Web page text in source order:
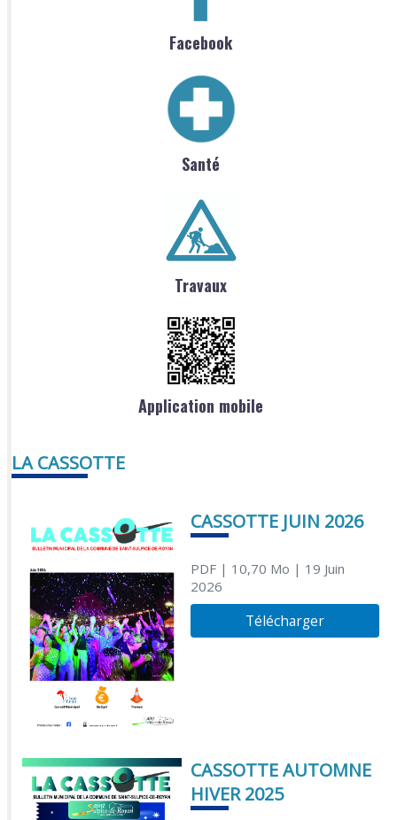
Facebook
Santé
Travaux
Application mobile
LA CASSOTTE
CASSOTTE JUIN 2026
PDF| 10,70 Mo | 19 Juin
2026
Télécharger
CASSOTTE AUTOMNE
HIVER 2025